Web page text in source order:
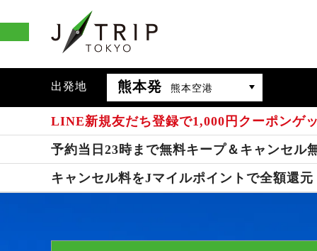
出発地 熊本発 熊本空港
LINE新規友だち登録で1,000円クーポンゲ
予約当日23時まで無料キープ＆キャンセル
キャンセル料をJマイルポイントで全額還元